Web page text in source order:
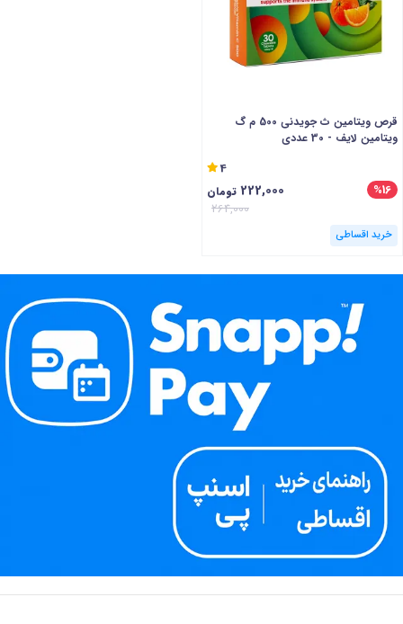
قرص ویتامین ث جویدنی 500 م گ
ویتامین لایف - 30 عددی
4
%16
222,000 تومان
264,000
خرید اقساطی